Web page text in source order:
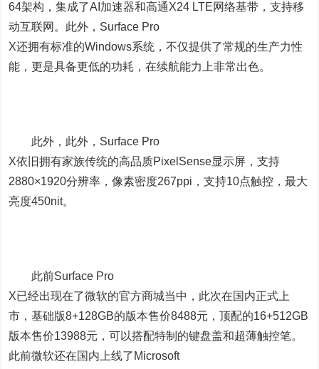
64架构，集成了AI加速器和高通X24 LTE网络基带，支持移
动互联网。此外，Surface Pro
X还拥有标准的Windows系统，不仅提供了常规的生产力性
能，更是具备更低的功耗，在续航能力上非常出色。
此外，此外，Surface Pro
X依旧拥有家族传统的高品质PixelSense显示屏，支持
2880×1920分辨率，像素密度267ppi，支持10点触控，最大
亮度450nit。
此前Surface Pro
X已经出现在了微软的官方商城当中，此次在国内正式上
市，基础版8+128GB的版本售价8488元，顶配的16+512GB
版本售价13988元，可以搭配特制的键盘盖和超薄触控笔。
此前微软还在国内上线了Microsoft